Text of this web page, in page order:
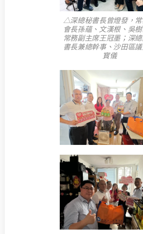
△深總秘書長曾燈發，
會長孫蘊、文漢根、吳樹
常務副主席王冠墨；深
書長兼總幹事、沙田區
寳儀